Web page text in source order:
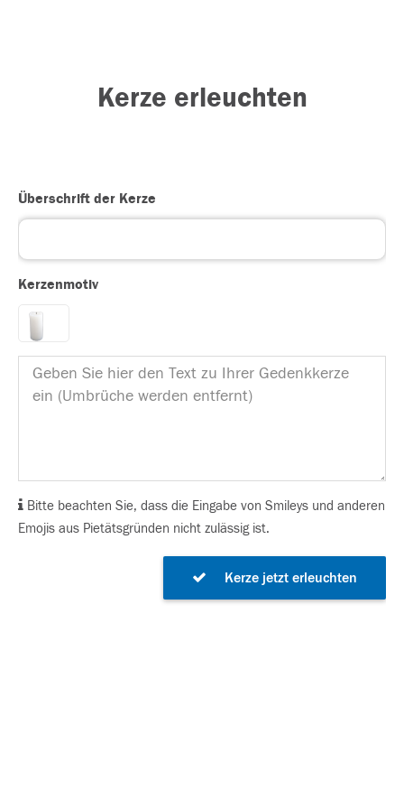
Kerze erleuchten
Überschrift der Kerze
Kerzenmotiv
Bitte beachten Sie, dass die Eingabe von Smileys und anderen
Emojis aus Pietätsgründen nicht zulässig ist.
Kerze jetzt erleuchten